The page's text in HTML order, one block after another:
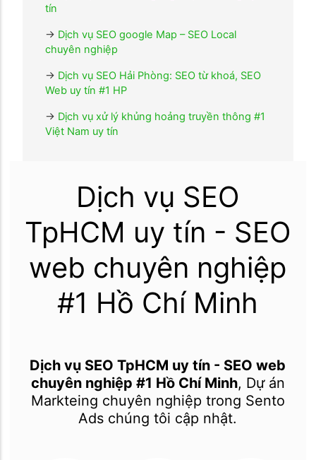
tín
→ Dịch vụ SEO google Map – SEO Local
chuyên nghiệp
→ Dịch vụ SEO Hải Phòng: SEO từ khoá, SEO
Web uy tín #1 HP
→ Dịch vụ xử lý khủng hoảng truyền thông #1
Việt Nam uy tín
Dịch vụ SEO
TpHCM uy tín - SEO
web chuyên nghiệp
#1 Hồ Chí Minh
Dịch vụ SEO TpHCM uy tín - SEO web
chuyên nghiệp #1 Hồ Chí Minh, Dự án
Markteing chuyên nghiệp trong Sento
Ads chúng tôi cập nhật.